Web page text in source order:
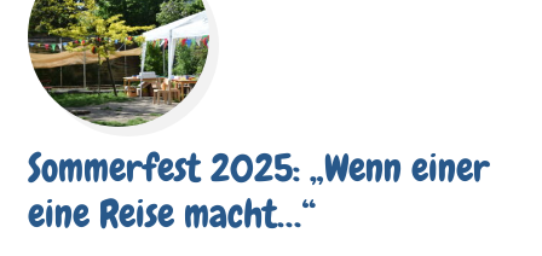
Sommerfest 2025: „Wenn einer
eine Reise macht…“